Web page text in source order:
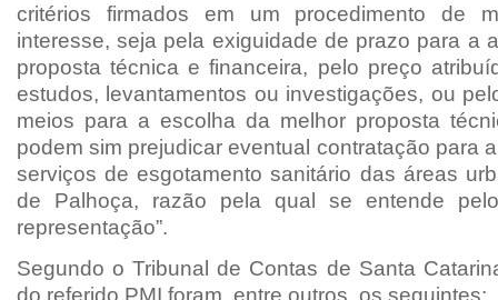
critérios firmados em um procedimento de
interesse, seja pela exiguidade de prazo para a
proposta técnica e financeira, pelo preço
estudos, levantamentos ou investigações, ou
meios para a escolha da melhor proposta
podem sim prejudicar eventual contratação para
serviços de esgotamento sanitário das áreas
de Palhoça, razão pela qual se entende
representação”.
Segundo o Tribunal de Contas de Santa
do referido PMI foram, entre outros, os seguintes: